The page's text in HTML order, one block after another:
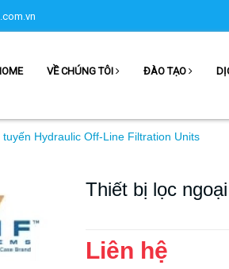
VỀ CHÚNG TÔI ĐÀO TẠO
Hydraulic Off-Line Filtration Units
Thiết bị lọc
Liên hệ